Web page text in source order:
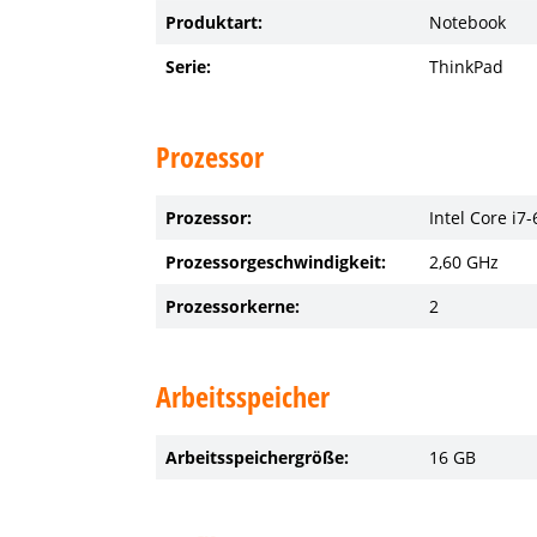
Produktart:
Notebook
Serie:
ThinkPad
Prozessor
Prozessor:
Intel Core i7-
Prozessorgeschwindigkeit:
2,60 GHz
Prozessorkerne:
2
Arbeitsspeicher
Arbeitsspeichergröße: 16 GB